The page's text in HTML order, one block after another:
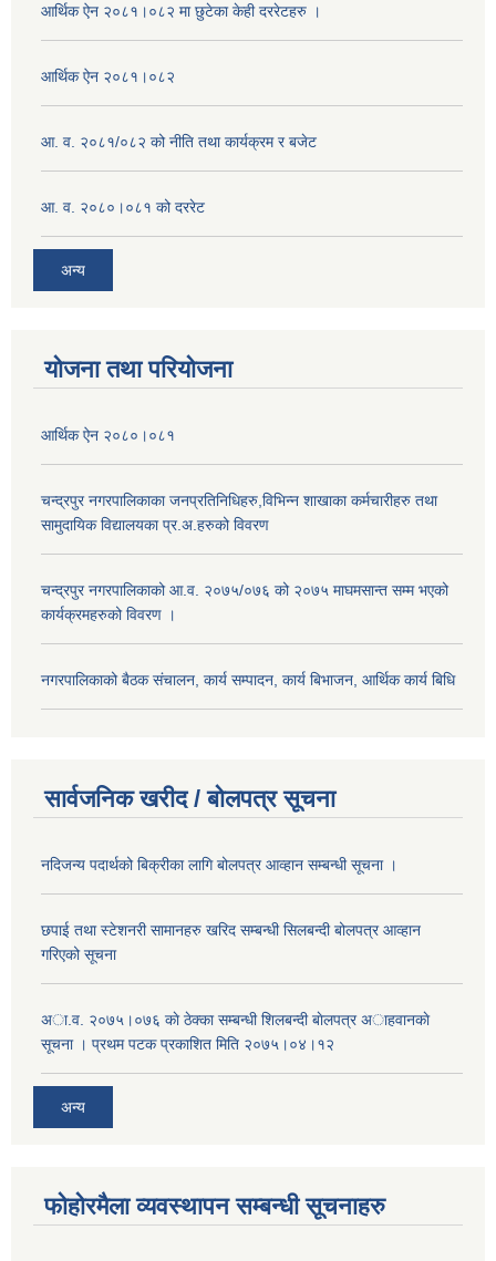
आर्थिक ऐन २०८१।०८२ मा छुटेका केही दररेटहरु ।
आर्थिक ऐन २०८१।०८२
आ. व. २०८१/०८२ को नीति तथा कार्यक्रम र बजेट
आ. व. २०८०।०८१ को दररेट
अन्य
योजना तथा परियोजना
आर्थिक ऐन २०८०।०८१
चन्द्रपुर नगरपालिकाका जनप्रतिनिधिहरु,विभिन्न शाखाका कर्मचारीहरु तथा
सामुदायिक विद्यालयका प्र.अ.हरुको विवरण
चन्द्रपुर नगरपालिकाको आ.व. २०७५/०७६ को २०७५ माघमसान्त सम्म भएको
कार्यक्रमहरुको विवरण ।
नगरपालिकाको बैठक संचालन, कार्य सम्पादन, कार्य बिभाजन, आर्थिक कार्य बिधि
सार्वजनिक खरीद / बोलपत्र सूचना
नदिजन्य पदार्थको बिक्रीका लागि बोलपत्र आव्हान सम्बन्धी सूचना ।
छपाई तथा स्टेशनरी सामानहरु खरिद सम्बन्धी सिलबन्दी बोलपत्र आव्हान
गरिएको सूचना
अा.व. २०७५।०७६ काे ठेक्का सम्बन्धी शिलबन्दी बाेलपत्र अाहवानकाे
सूचना । प्रथम पटक प्रकाशित मिति २०७५।०४।१२
अन्य
फोहोरमैला व्यवस्थापन सम्बन्धी सूचनाहरु